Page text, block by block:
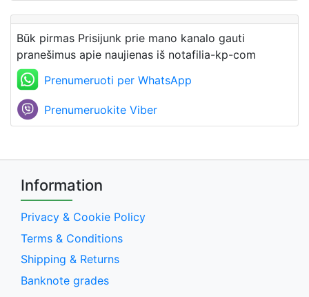
Būk pirmas Prisijunk prie mano kanalo gauti
pranešimus apie naujienas iš notafilia-kp-com
Prenumeruoti per WhatsApp
Prenumeruokite Viber
Information
Privacy & Cookie Policy
Terms & Conditions
Shipping & Returns
Banknote grades